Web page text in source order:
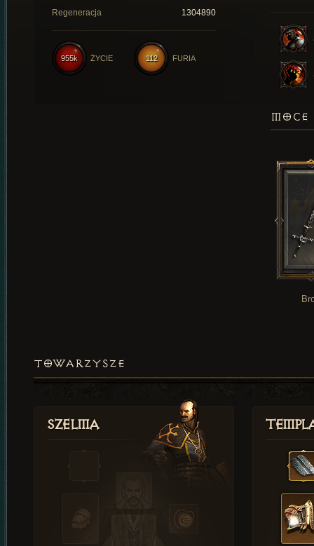
Regeneracja
1304890
112 FURIA
955k ŻYCIE
TOWARZYSZE
Szelma